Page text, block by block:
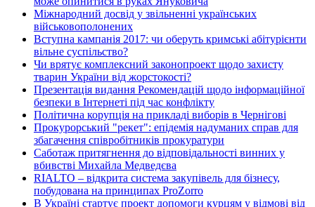
Міжнародний досвід у звільненні українських
військовополонених
Вступна кампанія 2017: чи оберуть кримські абітурієнти
вільне суспільство?
Чи врятує комплексний законопроект щодо захисту
тварин України від жорстокості?
Презентація видання Рекомендацій щодо інформаційної
безпеки в Інтернеті під час конфлікту
Політична корупція на прикладі виборів в Чернігові
Прокурорський "рекет": епідемія надуманих справ для
збагачення співробітників прокуратури
Саботаж притягнення до відповідальності винних у
вбивстві Михайла Медведєва
RIALTO – відкрита система закупівель для бізнесу,
побудована на принципах ProZorro
В Україні стартує проект допомоги курцям у відмові від